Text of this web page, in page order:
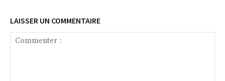
LAISSER UN COMMENTAIRE